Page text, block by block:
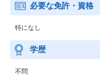
必要な免許・資格
特になし
学歴
不問